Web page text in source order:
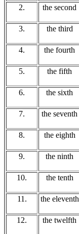
2.
the second
3. the third
4.
the fourth
5.
the fifth
6. the sixth
7.
the seventh
8.
the eighth
9.
the ninth
10.
the tenth
11.
the eleventh
12.
the twelfth